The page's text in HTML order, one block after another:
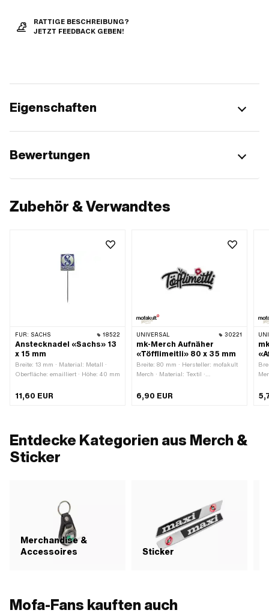
RATTIGE BESCHREIBUNG?
JETZT FEEDBACK GEBEN!
Eigenschaften
Bewertungen
Zubehör & Verwandtes
FÜR: SACHS 18522
Anstecknadel «Sachs» 13
x 15 mm
Breite: 13 mm · Material: Metall ·
Oberfläche: emailliert · Höhe: 40 mm
11,60 EUR
UNIVERSAL 30221
mk-Merch Aufnäher
«Töfflimeitli» 80 x 35 mm
Breite: 80 mm · Hersteller: mofakult
Merch · Material: Textil ·
Bügelfläche mit Klebstoff · Höhe: 35
mm · Umrandung: umlaufender
6,90 EUR
Entdecke Kategorien aus Merch &
Sticker
Merchandise &
Accessoires
Sticker
Mofa-Fans kauften auch